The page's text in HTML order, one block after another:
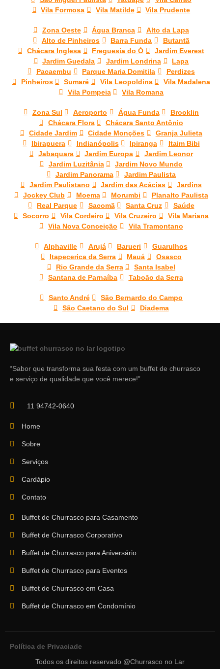
Vila Formosa
Vila Matilde Vila Prudente
Zona Oeste Água Branca
Alto da Lapa
Alto de Pinheiros
Barra Funda
Butantã
Chácara Inglesa
Freguesia do Ó
Jardim Everest
Jardim Guedala
Jardim Londrina
Lapa
Pacaembu
Parque Maria Domitila
Perdizes
Pinheiros
Sumaré Vila Leopoldina
Vila Madalena
Vila Pompeia
Vila Romana
Zona Sul Aeroporto Água Funda
Brooklin
Chácara Flora
Chácara Santo Antônio
Cidade Jardim
Cidade Monções
Granja Julieta
Ibirapuera
Indianópolis Ipiranga
Itaim Bibi
Jabaquara
Jardim Europa
Jardim Leonor
Jardim Luzitânia
Jardim Novo Mundo
Jardim Panorama
Jardim Paulista
Jardim Paulistano
Jardim das Acácias
Jardins
Jockey Club
Moema Morumbi
Planalto Paulista
Real Parque
Sacomã Santa Cruz
Saúde
Socorro
Vila Cordeiro Vila Cruzeiro
Vila Mariana
Vila Nova Conceição
Vila Tramontano
Alphaville Arujá Barueri
Guarulhos
Itapecerica da Serra
Mauá
Osasco
Rio Grande da Serra
Santa Isabel
Santana de Parnaíba
Taboão da Serra
Santo André
São Bernardo do Campo
São Caetano do Sul
Diadema
“Sabor que transforma sua festa com um buffet de churrasco
e serviço de qualidade que você merece!”
11 94742-0640
Home
Sobre
Serviços
Cardápio
Contato
Buffet de Churrasco para Casamento
Buffet de Churrasco Corporativo
Buffet de Churrasco para Aniversário
Buffet de Churrasco para Eventos
Buffet de Churrasco em Casa
Buffet de Churrasco em Condomínio
Política de Privaciade
Todos os direitos reservado @Churrasco no Lar